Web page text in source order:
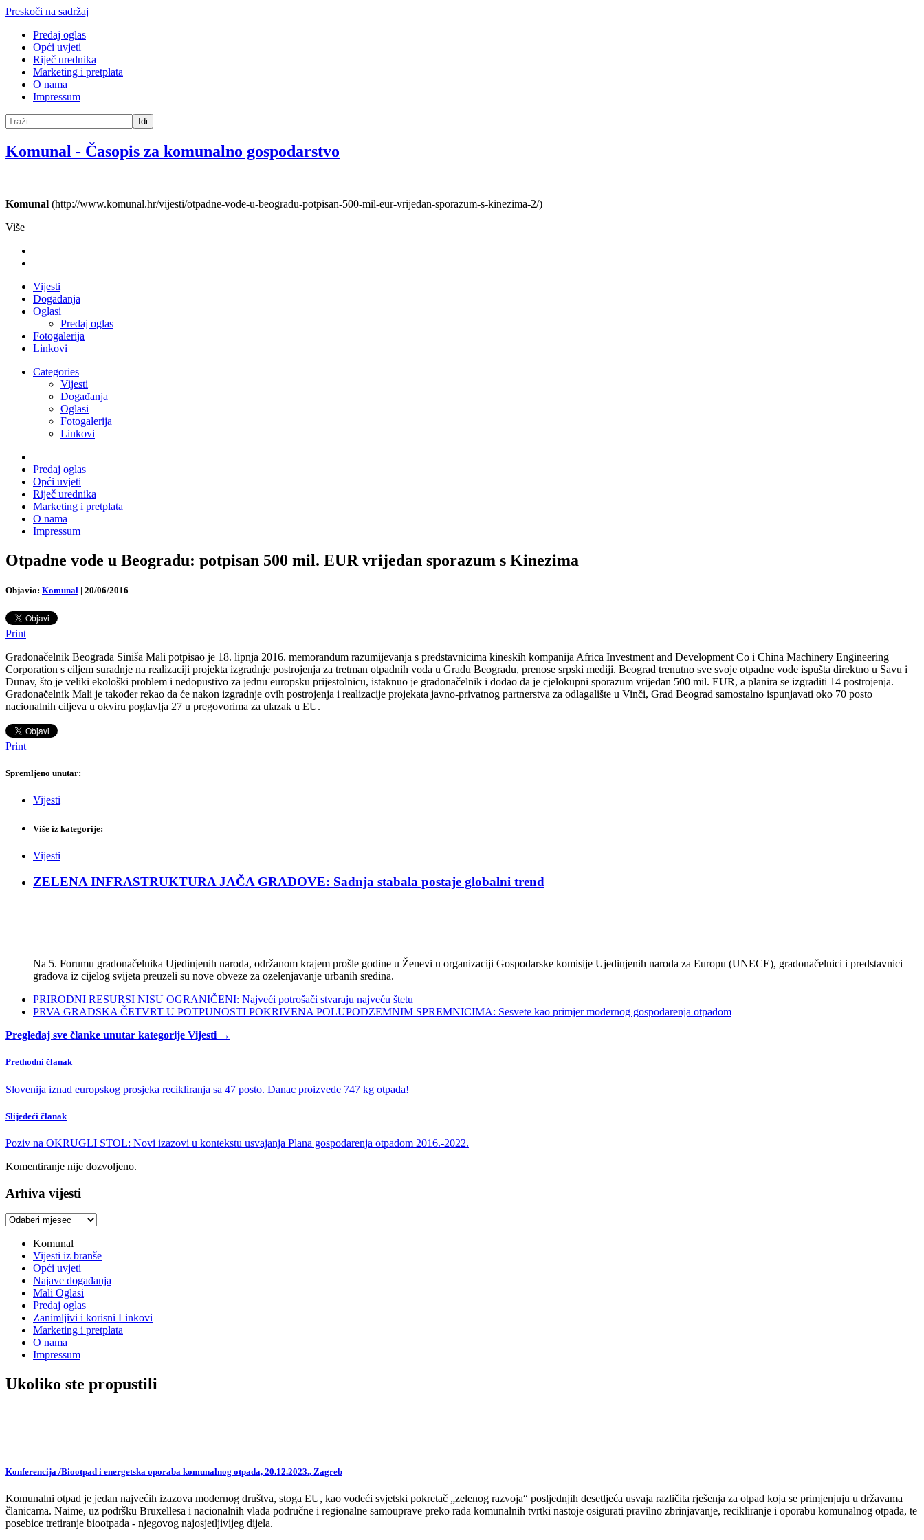
Preskoči na sadržaj
Predaj oglas
Opći uvjeti
Riječ urednika
Marketing i pretplata
O nama
Impressum
Idi
Komunal - Časopis za komunalno gospodarstvo
Komunal (http://www.komunal.hr/vijesti/otpadne-vode-u-beogradu-potpisan-500-mil-eur-vrijedan-sporazum-s-kinezima-2/)
Više
Vijesti
Događanja
Oglasi
Predaj oglas
Fotogalerija
Linkovi
Categories
Vijesti
Događanja
Oglasi
Fotogalerija
Linkovi
Predaj oglas
Opći uvjeti
Riječ urednika
Marketing i pretplata
O nama
Impressum
Otpadne vode u Beogradu: potpisan 500 mil. EUR vrijedan sporazum s Kinezima
Objavio: Komunal | 20/06/2016
Print
Gradonačelnik Beograda Siniša Mali potpisao je 18. lipnja 2016. memorandum razumijevanja s predstavnicima kineskih kompanija Africa Investment and Development Co i China Machinery Engineering
Corporation s ciljem suradnje na realizaciji projekta izgradnje postrojenja za tretman otpadnih voda u Gradu Beogradu, prenose srpski mediji. Beograd trenutno sve svoje otpadne vode ispušta direktno u Savu i
Dunav, što je veliki ekološki problem i nedopustivo za jednu europsku prijestolnicu, istaknuo je gradonačelnik i dodao da je cjelokupni sporazum vrijedan 500 mil. EUR, a planira se izgraditi 14 postrojenja.
Gradonačelnik Mali je također rekao da će nakon izgradnje ovih postrojenja i realizacije projekata javno-privatnog partnerstva za odlagalište u Vinči, Grad Beograd samostalno ispunjavati oko 70 posto
nacionalnih ciljeva u okviru poglavlja 27 u pregovorima za ulazak u EU.
Print
Spremljeno unutar:
Vijesti
Više iz kategorije:
Vijesti
ZELENA INFRASTRUKTURA JAČA GRADOVE: Sadnja stabala postaje globalni trend
Na 5. Forumu gradonačelnika Ujedinjenih naroda, održanom krajem prošle godine u Ženevi u organizaciji Gospodarske komisije Ujedinjenih naroda za Europu (UNECE), gradonačelnici i predstavnici
gradova iz cijelog svijeta preuzeli su nove obveze za ozelenjavanje urbanih sredina.
PRIRODNI RESURSI NISU OGRANIČENI: Najveći potrošači stvaraju najveću štetu
PRVA GRADSKA ČETVRT U POTPUNOSTI POKRIVENA POLUPODZEMNIM SPREMNICIMA: Sesvete kao primjer modernog gospodarenja otpadom
Pregledaj sve članke unutar kategorije Vijesti →
Prethodni članak
Slovenija iznad europskog prosjeka recikliranja sa 47 posto. Danac proizvede 747 kg otpada!
Slijedeći članak
Poziv na OKRUGLI STOL: Novi izazovi u kontekstu usvajanja Plana gospodarenja otpadom 2016.-2022.
Komentiranje nije dozvoljeno.
Arhiva vijesti
Arhiva
Komunal
Vijesti iz branše
Opći uvjeti
Najave događanja
Mali Oglasi
Predaj oglas
Zanimljivi i korisni Linkovi
Marketing i pretplata
O nama
Impressum
Ukoliko ste propustili
Konferencija /Biootpad i energetska oporaba komunalnog otpada, 20.12.2023., Zagreb
Komunalni otpad je jedan najvećih izazova modernog društva, stoga EU, kao vodeći svjetski pokretač „zelenog razvoja“ posljednjih desetljeća usvaja različita rješenja za otpad koja se primjenjuju u državama
članicama. Naime, uz podršku Bruxellesa i nacionalnih vlada područne i regionalne samouprave preko rada komunalnih tvrtki nastoje osigurati pravilno zbrinjavanje, recikliranje i oporabu komunalnog otpada, te
posebice tretiranje biootpada - njegovog najosjetljivijeg dijela.